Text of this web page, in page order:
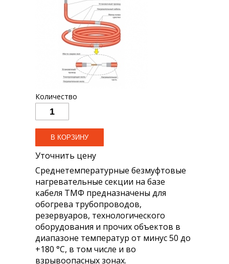
Количество
Уточнить цену
Среднетемпературные безмуфтовые
нагревательные секции на базе
кабеля ТМФ предназначены для
обогрева трубопроводов,
резервуаров, технологического
оборудования и прочих объектов в
диапазоне температур от минус 50 до
+180 °С, в том числе и во
взрывоопасных зонах.